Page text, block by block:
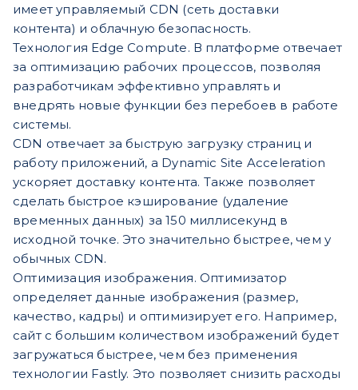
имеет управляемый CDN (сеть доставки
контента) и облачную безопасность.
Технология Edge Compute. В платформе отвечает
за оптимизацию рабочих процессов, позволяя
разработчикам эффективно управлять и
внедрять новые функции без перебоев в работе
системы.
CDN отвечает за быструю загрузку страниц и
работу приложений, а Dynamic Site Acceleration
ускоряет доставку контента. Также позволяет
сделать быстрое кэширование (удаление
временных данных) за 150 миллисекунд в
исходной точке. Это значительно быстрее, чем у
обычных CDN.
Оптимизация изображения. Оптимизатор
определяет данные изображения (размер,
качество, кадры) и оптимизирует его. Например,
сайт с большим количеством изображений будет
загружаться быстрее, чем без применения
технологии Fastly. Это позволяет снизить расходы